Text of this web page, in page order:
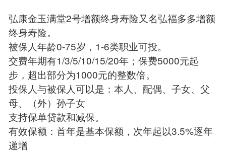
弘康金玉满堂2号增额终身寿险又名弘福多多增额
终身寿险。
被保人年龄0-75岁，1-6类职业可投。
交费年期有1/3/5/10/15/20年；保费5000元起
步，超出部分为1000元的整数倍。
投保人与被保人可以是：本人、配偶、子女、父
母、（外）孙子女
支持保单贷款和减保。
有效保额：首年是基本保额，次年起以3.5%逐年
递增